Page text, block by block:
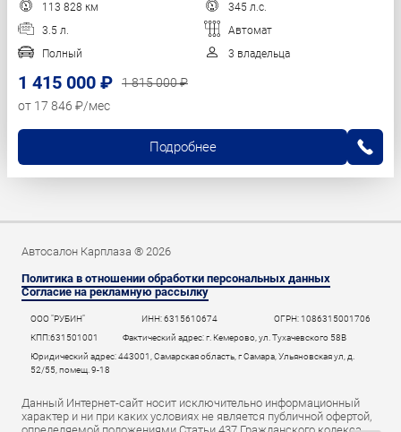
113 828 км
345 л.с.
3.5 л.
Автомат
Полный
3 владельца
1 415 000 ₽
1 815 000 ₽
от 17 846 ₽/мес
Подробнее
Автосалон Карплаза ® 2026
Политика в отношении обработки персональных данных
Согласие на рекламную рассылку
ООО "РУБИН" ИНН: 6315610674
ОГРН: 1086315001706
КПП:631501001
Фактический адрес: г. Кемерово, ул. Тухачевского 58В
Юридический адрес: 443001, Самарская область, г Самара, Ульяновская ул, д.
52/55, помещ. 9-18
Данный Интернет-сайт носит исключительно информационный
характер и ни при каких условиях не является публичной офертой,